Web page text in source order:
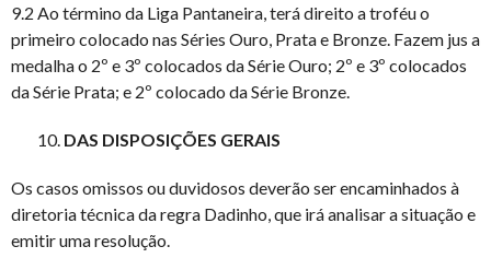
9.2 Ao término da Liga Pantaneira, terá direito a troféu o
primeiro colocado nas Séries Ouro, Prata e Bronze. Fazem jus a
medalha o 2º e 3º colocados da Série Ouro; 2º e 3º colocados
da Série Prata; e 2º colocado da Série Bronze.
DAS DISPOSIÇÕES GERAIS
Os casos omissos ou duvidosos deverão ser encaminhados à
diretoria técnica da regra Dadinho, que irá analisar a situação e
emitir uma resolução.